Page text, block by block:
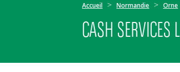
Accueil Normandie Orne
CASH SERVICES